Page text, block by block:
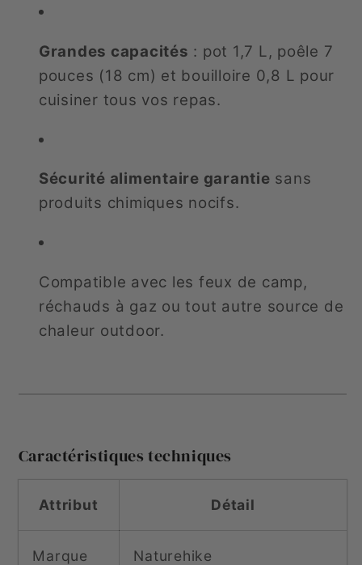
Grandes capacités : pot 1,7 L, poêle 7
pouces (18 cm) et bouilloire 0,8 L pour
cuisiner tous vos repas.
Sécurité alimentaire garantie sans
produits chimiques nocifs.
Compatible avec les feux de camp,
réchauds à gaz ou tout autre source de
chaleur outdoor.
Caractéristiques techniques
Attribut Détail
Marque Naturehike